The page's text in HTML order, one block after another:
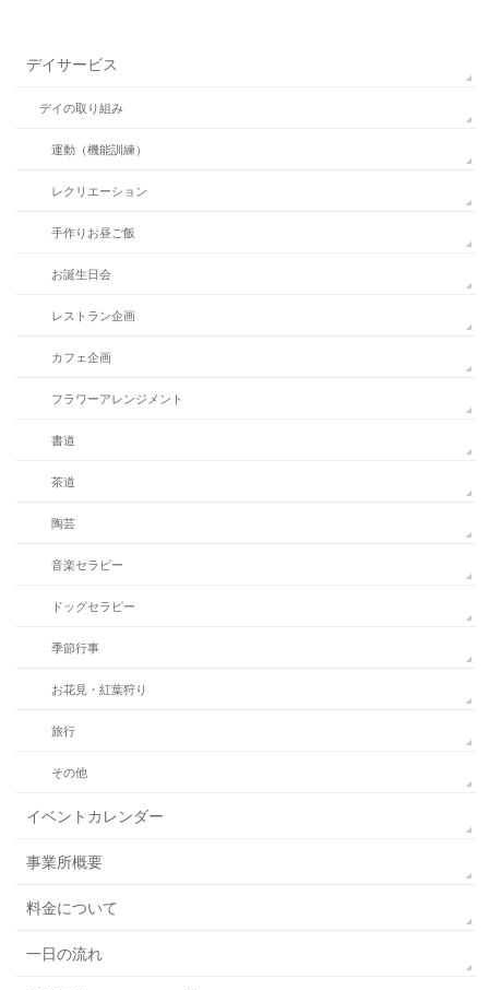
デイサービス
デイの取り組み
運動（機能訓練）
レクリエーション
手作りお昼ご飯
お誕生日会
レストラン企画
カフェ企画
フラワーアレンジメント
書道
茶道
陶芸
音楽セラピー
ドッグセラピー
季節行事
お花見・紅葉狩り
旅行
その他
イベントカレンダー
事業所概要
料金について
一日の流れ